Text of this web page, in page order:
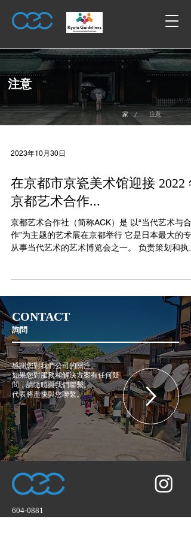
注意
家 / 注意
2023年10月30日
在京都市京瓷美术馆迎接 2022
京都艺术合作...
京都艺术合作社（简称ACK）是 以“当代艺术与合
作”为主题的艺术展在京都举行 它是日本最大的专
从事当代艺术的艺术博览会之一。 负责策划和执
CONTACT
詢問
感謝您對我們公司的關注。
如果您對服務和解決方案有任何疑
問，請隨時與我們聯繫。
代表將盡快與您聯繫。
604-0881